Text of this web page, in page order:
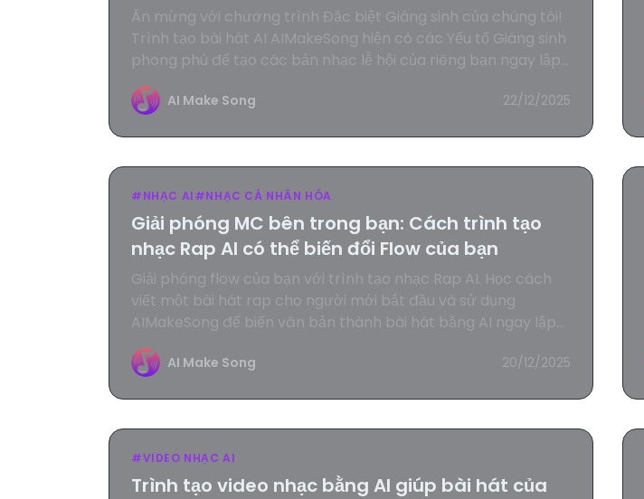
Ăn mừng với chương trình Đặc biệt Giáng sinh của chúng tôi!
Trình tạo bài hát AI AIMakeSong hiện có các Yếu tố Giáng sinh
phong phú để tạo các bản nhạc lễ hội của riêng bạn ngay lập
tức.
AI Make Song 22/12/2025
#NHẠC AI#NHẠC CÁ NHÂN HÓA
Giải phóng MC bên trong bạn: Cách trình tạo
nhạc Rap AI có thể biến đổi Flow của bạn
Giải phóng flow của bạn với trình tạo nhạc Rap AI. Học cách
viết một bài hát rap cho người mới bắt đầu và sử dụng
AIMakeSong để biến văn bản thành bài hát bằng AI ngay lập
tức.
AI Make Song 20/12/2025
#VIDEO NHẠC AI
Trình tạo video nhạc bằng AI giúp bài hát của